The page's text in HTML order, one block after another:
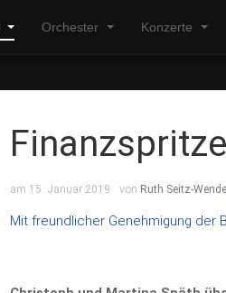
Orchester Konzerte
am 15. Januar 2019 von Ruth Seitz-Wendel
Mit freundlicher Genehmigung der